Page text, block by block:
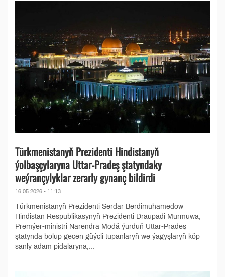
Türkmenistanyň Prezidenti Hindistanyň
ýolbaşçylaryna Uttar-Pradeş ştatyndaky
weýrançylyklar zerarly gynanç bildirdi
16.05.2026 - 11:13
Türkmenistanyň Prezidenti Serdar Berdimuhamedow
Hindistan Respublikasynyň Prezidenti Draupadi Murmuwa,
Premýer-ministri Narendra Modä ýurduň Uttar-Pradeş
ştatynda bolup geçen güýçli tupanlaryň we ýagyşlaryň köp
sanly adam pidalaryna,...